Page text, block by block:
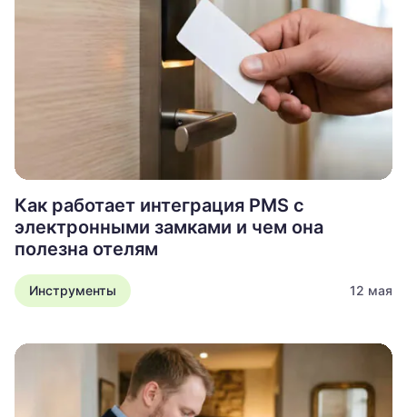
Как работает интеграция PMS с
электронными замками и чем она
полезна отелям
Инструменты 12 мая